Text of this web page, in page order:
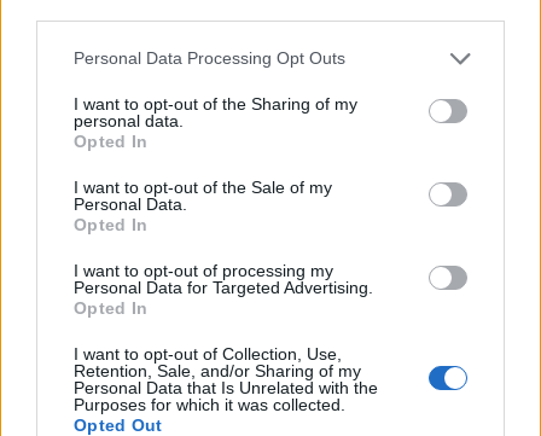
Please note that this website/app uses one or more Google
not limited to your visit or usage behaviour. You may click to
grant or deny consent to Google and its third-party tags to
use your data for below specified purposes in below Google
consent section.
Personal Data Processing Opt Outs
I want to opt-out of the Sharing of my
personal data.
Opted In
I want to opt-out of the Sale of my
Personal Data.
Opted In
I want to opt-out of processing my
Personal Data for Targeted Advertising.
Opted In
I want to opt-out of Collection, Use,
Retention, Sale, and/or Sharing of my
Personal Data that Is Unrelated with the
Purposes for which it was collected.
Opted Out
Continua a leggere
FUORI PORTA